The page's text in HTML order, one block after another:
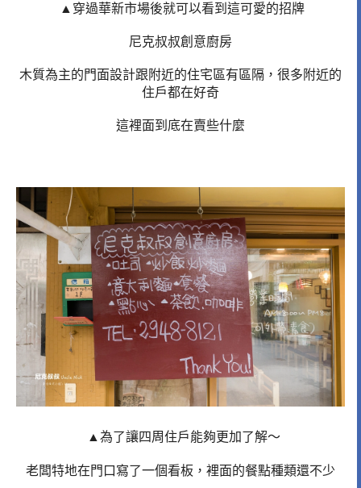
▲穿過華新市場後就可以看到這可愛的招牌
尼克叔叔創意廚房
木質為主的門面設計跟附近的住宅區有區隔，很多附近的
住戶都在好奇
這裡面到底在賣些什麼
▲為了讓四周住戶能夠更加了解～
老闆特地在門口寫了一個看板，裡面的餐點種類還不少